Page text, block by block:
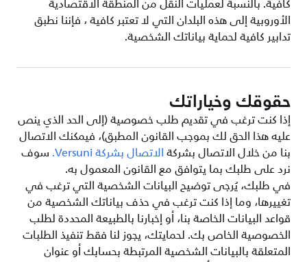
كافية. بالنسبة لعمليات النقل من المنطقة الاقتصادية
الأوروبية إلى هذه البلدان التي لا تعتبر كافية ، فإننا نطبق
تدابير كافية لحماية بياناتك الشخصية.
حقوقك وخياراتك
إذا كنت ترغب في تقديم طلب خصوصية (إلى الحد الذي ينص
عليه هذا الحق لك بموجب القانون المطبق)، فيمكنك الاتصال
بنا من خلال الاتصال بشركةالاتصال بشركة Versuni.
سوف
نرد على طلبك بما يتوافق مع القانون المعمول به.
في طلبك، يُرجى توضيح البيانات الشخصية التي ترغب في
تغييرها، وما إذا كنت ترغب في حذف بياناتك الشخصية من
قواعد البيانات الخاصة بنا، أو إخبارنا بالطبيعة المحددة لطلب
الخصوصية الخاص بك. لحمايتك، يجوز لنا فقط تنفيذ الطلبات
المتعلقة بالبيانات الشخصية المرتبطة بحسابك أو عنوان